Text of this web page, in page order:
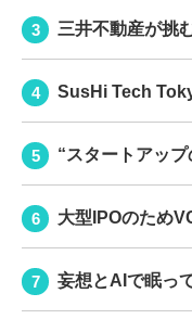
三井不動産が挑
SusHi Tech
“スタートアッ
大型IPOのため
妄想とAIで眠っ